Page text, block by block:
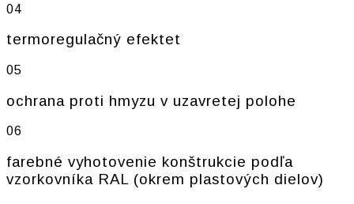
04
termoregulačný efektet
05
ochrana proti hmyzu v uzavretej polohe
06
farebné vyhotovenie konštrukcie podľa
vzorkovníka RAL (okrem plastových dielov)